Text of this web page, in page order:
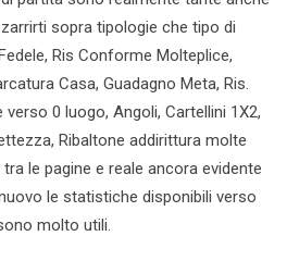
sopra tipologie che tipo di
Ris Conforme Molteplice,
Casa, Guadagno Meta, Ris.
0 luogo, Angoli, Cartellini 1X2,
Ribaltone addirittura molte
le pagine e reale ancora evidente
le statistiche disponibili verso
molto utili.